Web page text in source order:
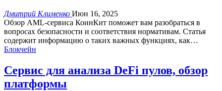
Дмитрий Клименко Июн 16, 2025
Обзор AML-сервиса КоинКит поможет вам разобраться в
вопросах безопасности и соответствия нормативам. Статья
содержит информацию о таких важных функциях, как…
Блокчейн
Сервис для анализа DeFi пулов, обзор
платформы